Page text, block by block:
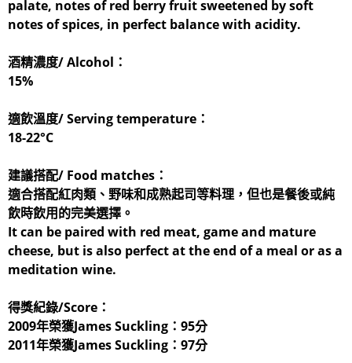
palate, notes of red berry fruit sweetened by soft
notes of spices, in perfect balance with acidity.
酒精濃度/ Alcohol：
15%
適飲溫度/ Serving temperature：
18-22°C
建議搭配/ Food matches：
適合搭配紅肉類、野味和成熟起司等料理，但也是餐後或純
飲時飲用的完美選擇。
It can be paired with red meat, game and mature
cheese, but is also perfect at the end of a meal or as a
meditation wine.
得獎紀錄/Score：
2009年榮獲James Suckling：95分
2011年榮獲James Suckling：97分